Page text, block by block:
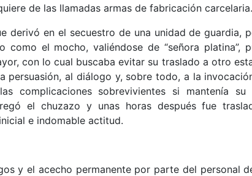
de las llamadas armas de fabricación carcelaria.
derivó en el secuestro de una unidad de guardia,
como el mocho, valiéndose de “señora platina”,
con lo cual buscaba evitar su traslado a otro
persuasión, al diálogo y, sobre todo, a la
complicaciones sobrevivientes si mantenía
el chuzazo y unas horas después fue
e indomable actitud.
y el acecho permanente por parte del personal